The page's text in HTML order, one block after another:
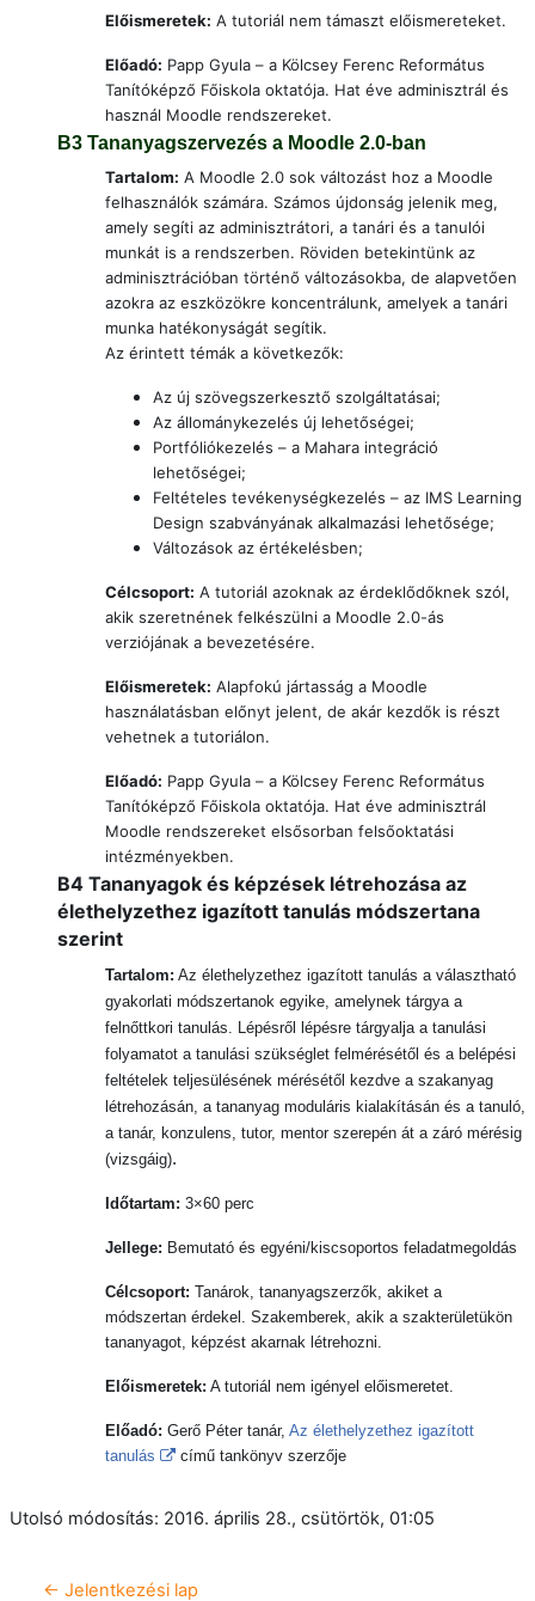
Előismeretek: A tutoriál nem támaszt előismereteket.
Előadó: Papp Gyula – a Kölcsey Ferenc Református
Tanítóképző Főiskola oktatója. Hat éve adminisztrál és
használ Moodle rendszereket.
B3 Tananyagszervezés a Moodle 2.0-ban
Tartalom: A Moodle 2.0 sok változást hoz a Moodle
felhasználók számára. Számos újdonság jelenik meg,
amely segíti az adminisztrátori, a tanári és a tanulói
munkát is a rendszerben. Röviden betekintünk az
adminisztrációban történő változásokba, de alapvetően
azokra az eszközökre koncentrálunk, amelyek a tanári
munka hatékonyságát segítik.
Az érintett témák a következők:
Az új szövegszerkesztő szolgáltatásai;
Az állománykezelés új lehetőségei;
Portfóliókezelés – a Mahara integráció
lehetőségei;
Feltételes tevékenységkezelés – az IMS Learning
Design szabványának alkalmazási lehetősége;
Változások az értékelésben;
Célcsoport: A tutoriál azoknak az érdeklődőknek szól,
akik szeretnének felkészülni a Moodle 2.0-ás
verziójának a bevezetésére.
Előismeretek: Alapfokú jártasság a Moodle
használatásban előnyt jelent, de akár kezdők is részt
vehetnek a tutoriálon.
Előadó: Papp Gyula – a Kölcsey Ferenc Református
Tanítóképző Főiskola oktatója. Hat éve adminisztrál
Moodle rendszereket elsősorban felsőoktatási
intézményekben.
B4 Tananyagok és képzések létrehozása az
élethelyzethez igazított tanulás módszertana
szerint
Tartalom: Az élethelyzethez igazított tanulás a választható
gyakorlati módszertanok egyike, amelynek tárgya a
felnőttkori tanulás. Lépésről lépésre tárgyalja a tanulási
folyamatot a tanulási szükséglet felmérésétől és a belépési
feltételek teljesülésének mérésétől kezdve a szakanyag
létrehozásán, a tananyag moduláris kialakításán és a tanuló,
a tanár, konzulens, tutor, mentor szerepén át a záró mérésig
(vizsgáig).
Időtartam: 3×60 perc
Jellege: Bemutató és egyéni/kiscsoportos feladatmegoldás
Célcsoport: Tanárok, tananyagszerzők, akiket a
módszertan érdekel. Szakemberek, akik a szakterületükön
tananyagot, képzést akarnak létrehozni.
Előismeretek: A tutoriál nem igényel előismeretet.
Előadó: Gerő Péter tanár, Az élethelyzethez igazított
tanulás
című tankönyv szerzője
Utolsó módosítás: 2016. április 28., csütörtök, 01:05
← Jelentkezési lap